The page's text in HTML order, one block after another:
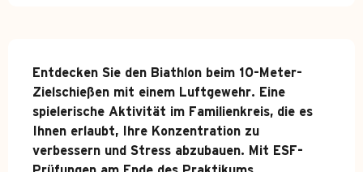
Beschreibung
Entdecken Sie den Biathlon beim 10-Meter-
Zielschießen mit einem Luftgewehr. Eine
spielerische Aktivität im Familienkreis, die es
Ihnen erlaubt, Ihre Konzentration zu
verbessern und Stress abzubauen. Mit ESF-